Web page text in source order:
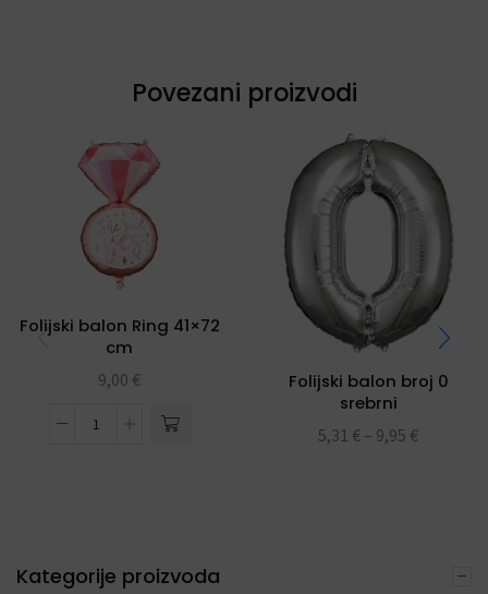
Povezani proizvodi
Folijski balon Ring 41×72
cm
9,00 €
Folijski balon broj 0
srebrni
5,31 € – 9,95 €
Kategorije proizvoda